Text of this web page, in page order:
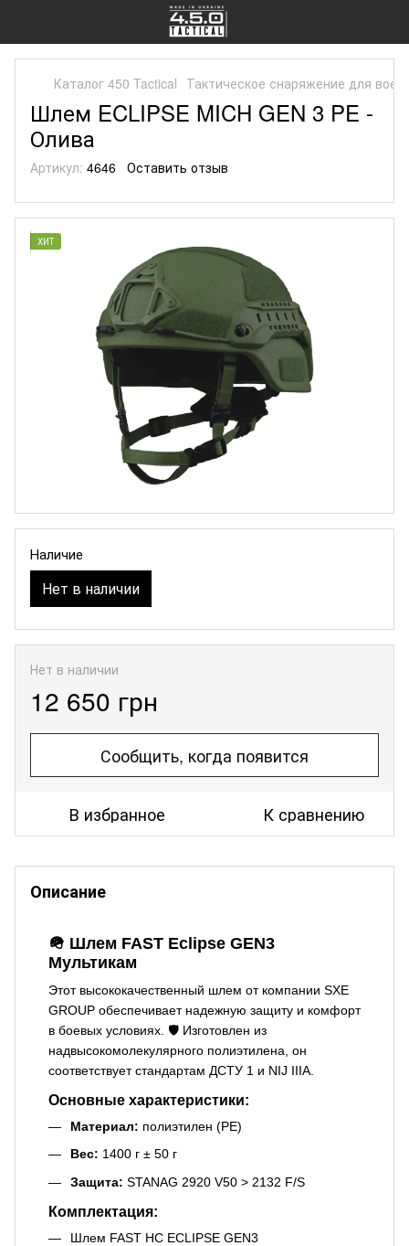
Каталог 450 Tactical Тактическое снаряжение для
Шлем ECLIPSE MICH GEN 3 PE -
Олива
Артикул: 4646 Оставить отзыв
ХИТ
Наличие
Нет в наличии
Нет в наличии
12 650 грн
Сообщить, когда появится
В избранное К сравнению
Описание
🪖 Шлем FAST Eclipse GEN3
Мультикам
Этот высококачественный шлем от компании SXE
GROUP обеспечивает надежную защиту и комфорт
в боевых условиях. 🛡️ Изготовлен из
надвысокомолекулярного полиэтилена, он
соответствует стандартам ДСТУ 1 и NIJ IIIA.
Основные характеристики:
Материал: полиэтилен (PE)
Вес: 1400 г ± 50 г
Защита: STANAG 2920 V50 > 2132 F/S
Комплектация:
Шлем FAST HC ECLIPSE GEN3